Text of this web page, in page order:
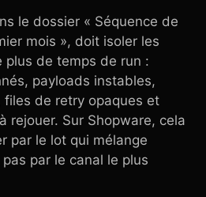
le dossier « Séquence de
mois », doit isoler les
de temps de run :
payloads instables,
files de retry opaques et
rejouer. Sur Shopware, cela
par le lot qui mélange
par le canal le plus